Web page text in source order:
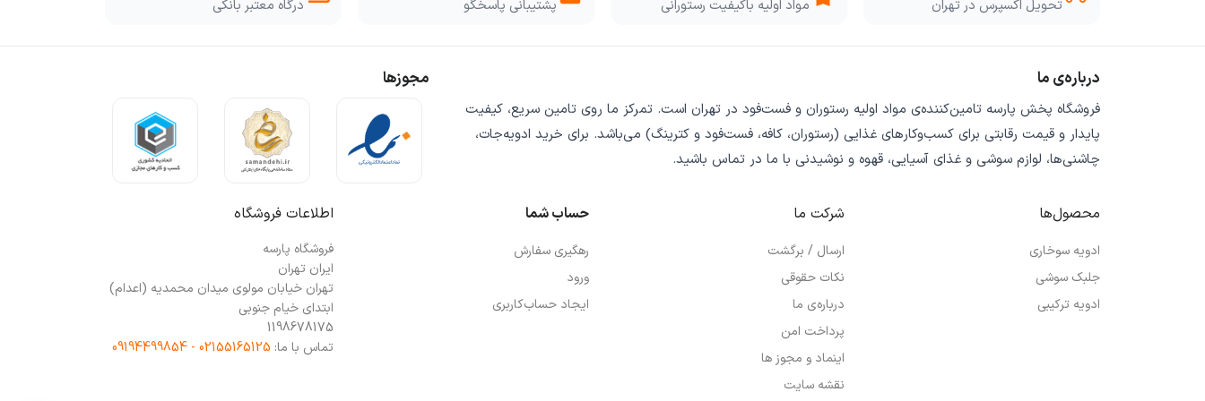
تحویل اکسپرس در تهران مواد اولیه باکیفیت رستورانی پشتیبانی پاسخگو درگاه معتبر بانکی
درباره‌ی ما
فروشگاه پخش پارسه تامین‌کننده‌ی مواد اولیه رستوران و فست‌فود در تهران است. تمرکز ما روی تامین سریع، کیفیت
پایدار و قیمت رقابتی برای کسب‌وکارهای غذایی (رستوران، کافه، فست‌فود و کترینگ) می‌باشد. برای خرید ادویه‌جات،
چاشنی‌ها، لوازم سوشی و غذای آسیایی، قهوه و نوشیدنی با ما در تماس باشید.
مجوزها
محصول‌ها
ادویه سوخاری
جلبک سوشی
ادویه ترکیبی
شرکت ما
ارسال / برگشت
نکات حقوقی
درباره‌ی ما
پرداخت امن
اینماد و مجوز ها
نقشه سایت
حساب شما
رهگیری سفارش
ورود
ایجاد حساب‌کاربری
اطلاعات فروشگاه
فروشگاه پارسه
ایران تهران
تهران خیابان مولوی میدان محمدیه (اعدام)
ابتدای خیام جنوبی
1198678175
تماس با ما: 02155165125 - 09194499854